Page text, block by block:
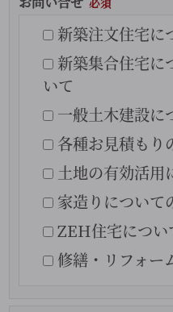
新築注文住宅に
新築集合住宅に
いて
一般土木建設に
各種お見積もり
土地の有効活用
家造りについて
ZEH住宅につい
修繕・リフォー